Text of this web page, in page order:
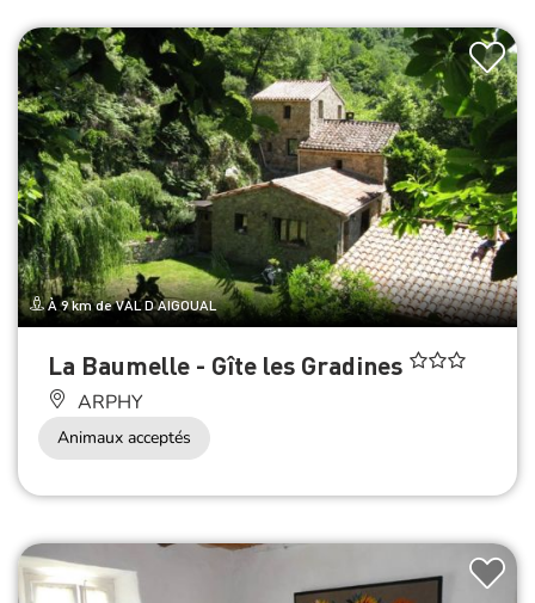
À 9 km de VAL D AIGOUAL
La Baumelle - Gîte les Gradines
ARPHY
Animaux acceptés